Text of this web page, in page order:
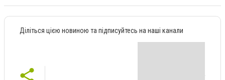
Діліться цією новиною та підписуйтесь на наші канали